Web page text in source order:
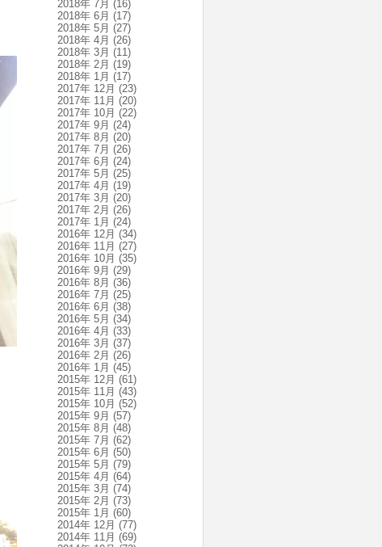
2018年 7月 (16)
2018年 6月 (17)
2018年 5月 (27)
2018年 4月 (26)
2018年 3月 (11)
2018年 2月 (19)
2018年 1月 (17)
2017年 12月 (23)
2017年 11月 (20)
2017年 10月 (22)
2017年 9月 (24)
2017年 8月 (20)
2017年 7月 (26)
2017年 6月 (24)
2017年 5月 (25)
2017年 4月 (19)
2017年 3月 (20)
2017年 2月 (26)
2017年 1月 (24)
2016年 12月 (34)
2016年 11月 (27)
2016年 10月 (35)
2016年 9月 (29)
2016年 8月 (36)
2016年 7月 (25)
2016年 6月 (38)
2016年 5月 (34)
2016年 4月 (33)
2016年 3月 (37)
2016年 2月 (26)
2016年 1月 (45)
2015年 12月 (61)
2015年 11月 (43)
2015年 10月 (52)
2015年 9月 (57)
2015年 8月 (48)
2015年 7月 (62)
2015年 6月 (50)
2015年 5月 (79)
2015年 4月 (64)
2015年 3月 (74)
2015年 2月 (73)
2015年 1月 (60)
2014年 12月 (77)
2014年 11月 (69)